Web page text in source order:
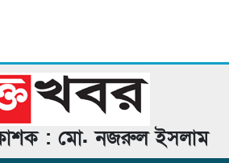
: মো. নজরুল ইসলাম